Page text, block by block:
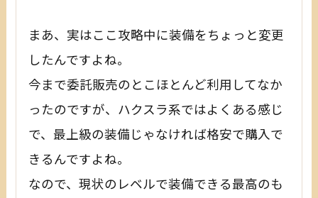
まあ、実はここ攻略中に装備をちょっと変更
したんですよね。
今まで委託販売のとこほとんど利用してなか
ったのですが、ハクスラ系ではよくある感じ
で、最上級の装備じゃなければ格安で購入で
きるんですよね。
なので、現状のレベルで装備できる最高のも